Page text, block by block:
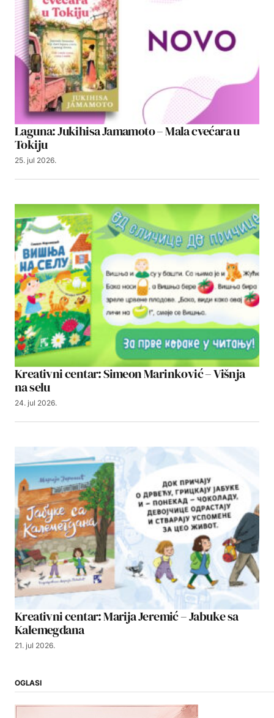
Laguna: Jukihisa Jamamoto – Mala cvećara u
Tokiju
25. jul 2026.
Kreativni centar: Simeon Marinković – Višnja
na selu
24. jul 2026.
Kreativni centar: Marija Jeremić – Jabuke sa
Kalemegdana
21. jul 2026.
OGLASI